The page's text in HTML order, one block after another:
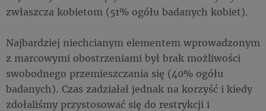
zwłaszcza kobietom (51% ogółu badanych kobiet).
Najbardziej niechcianym elementem wprowadzonym
z marcowymi obostrzeniami był brak możliwości
swobodnego przemieszczania się (40% ogółu
badanych). Czas zadziałał jednak na korzyść i kiedy
zdołaliśmy przystosować się do restrykcji i